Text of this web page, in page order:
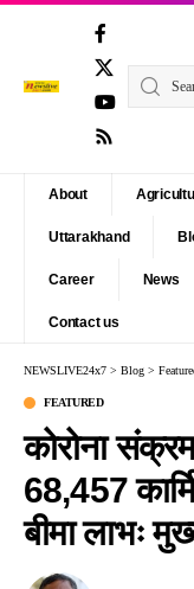
About
Uttarakhand
Career News
Contact us
NEWSLIVE24x7 > Blog >
FEATURED
कोरोना
68,457
बीमा लाभः